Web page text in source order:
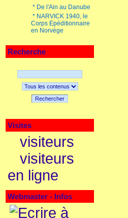
* De l'Ain au Danube
* NARVICK 1940, le
Corps Epéditionnaire
en Norvège
Recherche
Rechercher
Visites
visiteurs
visiteurs
en ligne
Webmaster - Infos